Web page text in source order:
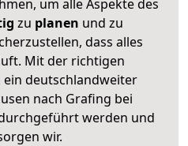
um alle Aspekte des
zu planen und zu
dass alles
Mit der richtigen
deutschlandweiter
nach Grafing bei
werden und
wir.